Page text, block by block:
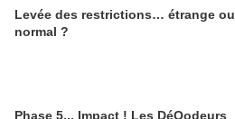
Levée des restrictions… étrange ou
normal ?
Phase 5... Impact ! Les DéQodeurs